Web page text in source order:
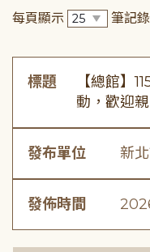
每頁顯示 筆記錄
標題
【總館】
動，歡迎
發布單位 新
發佈時間